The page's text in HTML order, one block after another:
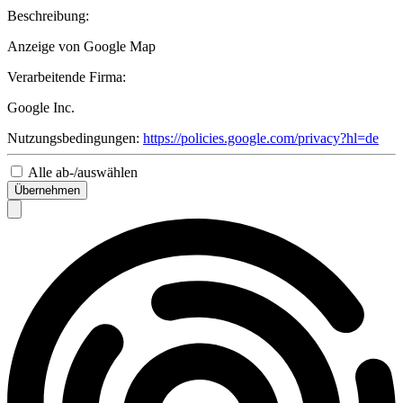
Beschreibung:
Anzeige von Google Map
Verarbeitende Firma:
Google Inc.
Nutzungsbedingungen: https://policies.google.com/privacy?hl=de
Alle ab-/auswählen
Übernehmen